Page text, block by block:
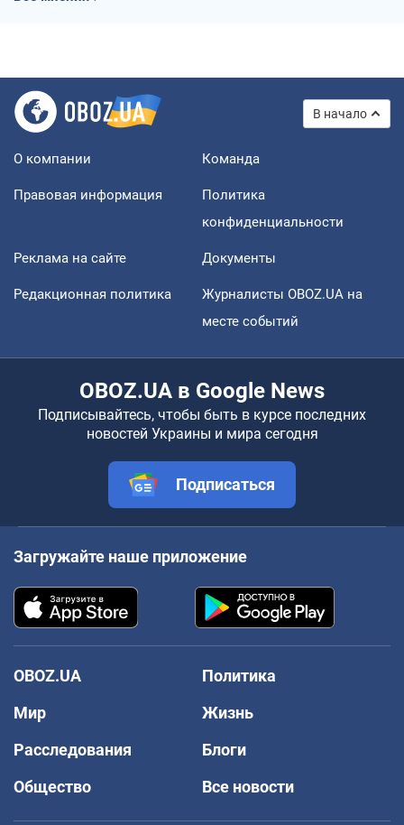
В начало
О компании Команда
Правовая информация
Политика
конфиденциальности
Реклама на сайте Документы
Редакционная политика
Журналисты OBOZ.UA на
месте событий
OBOZ.UA в Google News
Подписывайтесь, чтобы быть в курсе последних
новостей Украины и мира сегодня
Подписаться
Загружайте наше приложение
OBOZ.UA
Политика
Мир
Жизнь
Расследования
Блоги
Общество
Все новости